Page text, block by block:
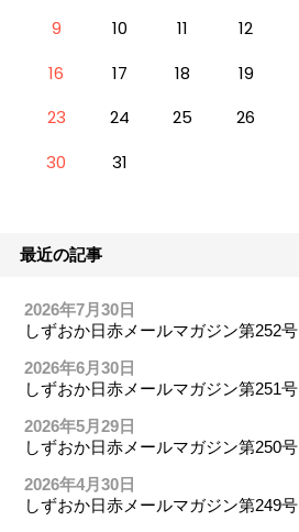
9
10 11 12
16
17 18 19
23
24 25 26
30
31
最近の記事
2026年7月30日
しずおか日赤メールマガジン第252号
2026年6月30日
しずおか日赤メールマガジン第251号
2026年5月29日
しずおか日赤メールマガジン第250号
2026年4月30日
しずおか日赤メールマガジン第249号